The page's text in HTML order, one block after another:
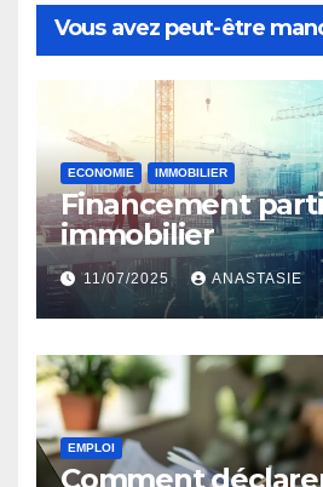
Vous avez peut-être
ECONOMIE IMMOBILIER
Financement
immobilier
11/07/2025 ANASTASIE
EMPLOI
Comment